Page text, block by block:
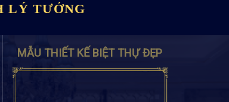
LÝ TƯỞNG
MẪU THIẾT KẾ BIỆT THỰ ĐẸP